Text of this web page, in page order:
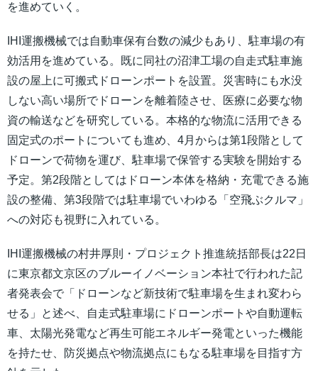
を進めていく。
IHI運搬機械では自動車保有台数の減少もあり、駐車場の有
効活用を進めている。既に同社の沼津工場の自走式駐車施
設の屋上に可搬式ドローンポートを設置。災害時にも水没
しない高い場所でドローンを離着陸させ、医療に必要な物
資の輸送などを研究している。本格的な物流に活用できる
固定式のポートについても進め、4月からは第1段階として
ドローンで荷物を運び、駐車場で保管する実験を開始する
予定。第2段階としてはドローン本体を格納・充電できる施
設の整備、第3段階では駐車場でいわゆる「空飛ぶクルマ」
への対応も視野に入れている。
IHI運搬機械の村井厚則・プロジェクト推進統括部長は22日
に東京都文京区のブルーイノベーション本社で行われた記
者発表会で「ドローンなど新技術で駐車場を生まれ変わら
せる」と述べ、自走式駐車場にドローンポートや自動運転
車、太陽光発電など再生可能エネルギー発電といった機能
を持たせ、防災拠点や物流拠点にもなる駐車場を目指す方